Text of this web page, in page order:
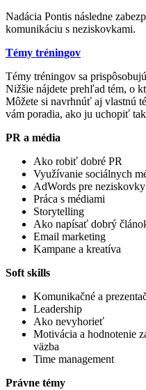
Nadácia Pontis následne
komunikáciu s neziskovkami.
Témy tréningov
Témy tréningov sa
Nižšie nájdete prehľad tém, o
Môžete si navrhnúť aj vlastnú
vám poradia, ako ju uchopiť
PR a média
Ako robiť dobré PR
Využívanie sociálnych
AdWords pre neziskovky
Práca s médiami
Storytelling
Ako napísať dobrý
Email marketing
Kampane a kreatíva
Soft skills
Komunikačné a
Leadership
Ako nevyhorieť
Motivácia a hodnotenie
väzba
Time management
Právne témy